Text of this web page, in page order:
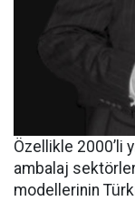
Özellikle 2000’li
ambalaj
modellerinin